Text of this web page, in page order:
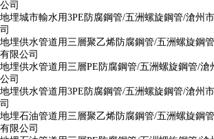
公司
地埋城市輸水用3PE防腐鋼管/五洲螺旋鋼管/滄州
司
地埋供水管道用三層聚乙烯防腐鋼管/五洲螺旋鋼
有限公司
地埋供水管道用三層PE防腐鋼管/五洲螺旋鋼管/滄
公司
地埋供水管道用3PE防腐鋼管/五洲螺旋鋼管/滄州
司
地埋石油管道用三層聚乙烯防腐鋼管/五洲螺旋鋼
有限公司